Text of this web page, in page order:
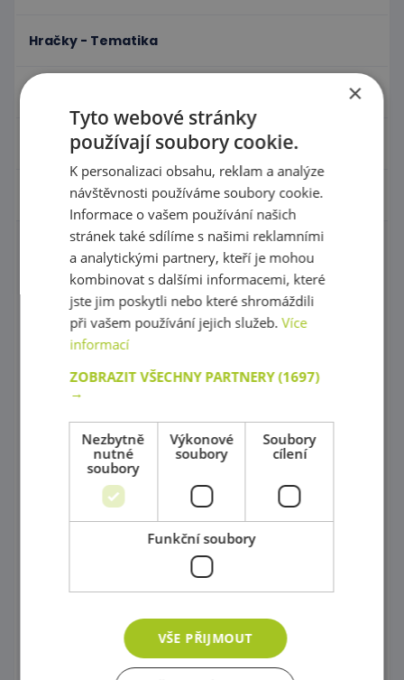
Hračky - Tematika
Výtvarní pomůcky - Kreativita
Pohyb a sportovní potřeby
Molitany a rehabilitace
Prolézačky a Ohrádky do interiéru
Gymnastika
Značky, kužele, tyče a kruhy
Neustále v pohybu
Gymnastické míče
Nafukovací koníky a motorické hry
Podsedáky a podložky na cvičení
×
Tyto webové stránky
používají soubory cookie.
K personalizaci obsahu, reklam a analýze
návštěvnosti používáme soubory cookie.
Informace o vašem používání našich
stránek také sdílíme s našimi reklamními
a analytickými partnery, kteří je mohou
kombinovat s dalšími informacemi, které
jste jim poskytli nebo které shromáždili
při vašem používání jejich služeb.Více
informací
ZOBRAZIT VŠECHNY PARTNERY(1697)
→
Nezbytně
nutné
soubory
Výkonové
soubory
Soubory
cílení
Funkční soubory
VŠE PŘIJMOUT